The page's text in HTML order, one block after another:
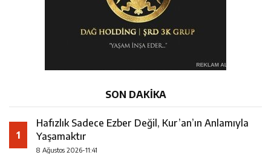
SON DAKİKA
1
Hafızlık Sadece Ezber Değil, Kur’an’ın Anlamıyla
Yaşamaktır
8 Ağustos 2026-11:41